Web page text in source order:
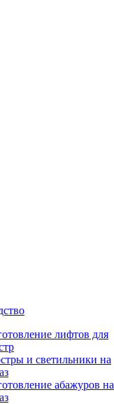
лифтов для
и светильники на
абажуров на